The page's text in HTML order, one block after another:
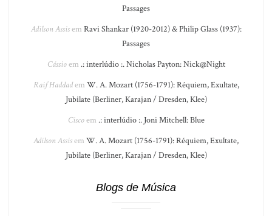
Passages
Adilson Assisem Ravi Shankar (1920-2012) & Philip Glass (1937):
Passages
Cássioem .: interlúdio :. Nicholas Payton: Nick@Night
Raif Haddadem W. A. Mozart (1756-1791): Réquiem, Exultate,
Jubilate (Berliner, Karajan / Dresden, Klee)
Ciscoem .: interlúdio :. Joni Mitchell: Blue
Adilson Assisem W. A. Mozart (1756-1791): Réquiem, Exultate,
Jubilate (Berliner, Karajan / Dresden, Klee)
Blogs de Música